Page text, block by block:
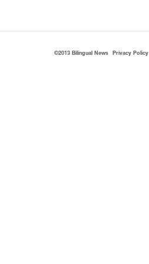
©2013 Bilingual News Privacy Policy